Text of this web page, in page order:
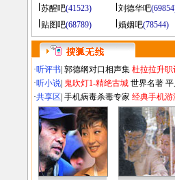
苏醒吧(41523) 刘德华吧
贴图吧(68789) 婚姻吧(78544)
·听评书 郭德纲对口相声集 杜拉拉升职
·听小说 鬼吹灯1-精绝古城 世界名著
·共享区 手机病毒杀毒专家 经典手机游